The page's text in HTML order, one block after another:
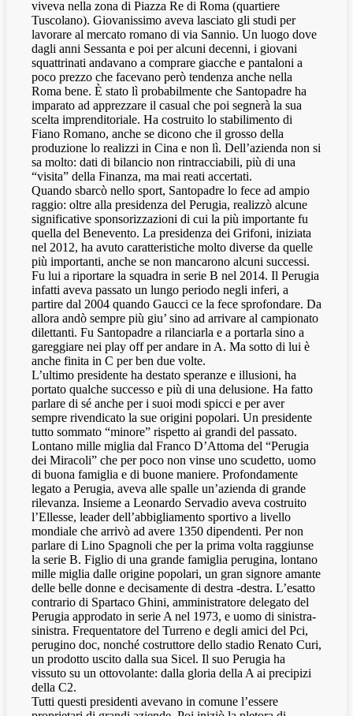
viveva nella zona di Piazza Re di Roma (quartiere
Tuscolano). Giovanissimo aveva lasciato gli studi per
lavorare al mercato romano di via Sannio. Un luogo dove
dagli anni Sessanta e poi per alcuni decenni, i giovani
squattrinati andavano a comprare giacche e pantaloni a
poco prezzo che facevano però tendenza anche nella
Roma bene. È stato lì probabilmente che Santopadre ha
imparato ad apprezzare il casual che poi segnerà la sua
scelta imprenditoriale. Ha costruito lo stabilimento di
Fiano Romano, anche se dicono che il grosso della
produzione lo realizzi in Cina e non lì. Dell’azienda non si
sa molto: dati di bilancio non rintracciabili, più di una
“visita” della Finanza, ma mai reati accertati.
Quando sbarcò nello sport, Santopadre lo fece ad ampio
raggio: oltre alla presidenza del Perugia, realizzò alcune
significative sponsorizzazioni di cui la più importante fu
quella del Benevento. La presidenza dei Grifoni, iniziata
nel 2012, ha avuto caratteristiche molto diverse da quelle
più importanti, anche se non mancarono alcuni successi.
Fu lui a riportare la squadra in serie B nel 2014. Il Perugia
infatti aveva passato un lungo periodo negli inferi, a
partire dal 2004 quando Gaucci ce la fece sprofondare. Da
allora andò sempre più giu’ sino ad arrivare al campionato
dilettanti. Fu Santopadre a rilanciarla e a portarla sino a
gareggiare nei play off per andare in A. Ma sotto di lui è
anche finita in C per ben due volte.
L’ultimo presidente ha destato speranze e illusioni, ha
portato qualche successo e più di una delusione. Ha fatto
parlare di sé anche per i suoi modi spicci e per aver
sempre rivendicato la sue origini popolari. Un presidente
tutto sommato “minore” rispetto ai grandi del passato.
Lontano mille miglia dal Franco D’Attoma del “Perugia
dei Miracoli” che per poco non vinse uno scudetto, uomo
di buona famiglia e di buone maniere. Profondamente
legato a Perugia, aveva alle spalle un’azienda di grande
rilevanza. Insieme a Leonardo Servadio aveva costruito
l’Ellesse, leader dell’abbigliamento sportivo a livello
mondiale che arrivò ad avere 1350 dipendenti. Per non
parlare di Lino Spagnoli che per la prima volta raggiunse
la serie B. Figlio di una grande famiglia perugina, lontano
mille miglia dalle origine popolari, un gran signore amante
delle belle donne e decisamente di destra -destra. L’esatto
contrario di Spartaco Ghini, amministratore delegato del
Perugia approdato in serie A nel 1973, e uomo di sinistra-
sinistra. Frequentatore del Turreno e degli amici del Pci,
perugino doc, nonché costruttore dello stadio Renato Curi,
un prodotto uscito dalla sua Sicel. Il suo Perugia ha
vissuto su un ottovolante: dalla gloria della A ai precipizi
della C2.
Tutti questi presidenti avevano in comune l’essere